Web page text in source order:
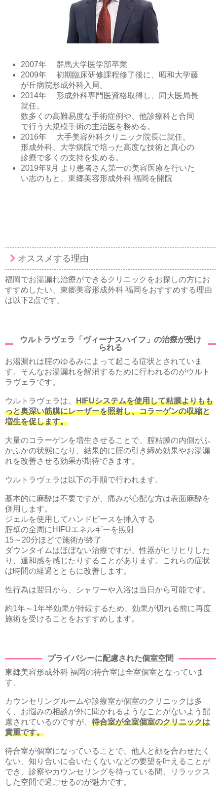
2007年 群馬大学医学部卒業
2009年 初期臨床研修課程修了後に、昭和大学藤
が丘病院形成外科入局。
2014年 形成外科専門医資格取得し、同大医局長
就任。
数多くの高難易度な手術症例や、他診療科と合同
で行う大規模手術の主治医を務める。
2016年 大手美容外科クリニック院長に就任。
形成外科、大学病院で培った高度な技術と真心の
診療で多くの支持を集める。
2019年9月 より患者さん第一の美容医療を行いた
い志のもと、東郷美容形成外科 福岡を開院
オススメする理由
福岡でお湯漏れ治療ができるクリニックをお探しの方にお
すすめしたい、東郷美容形成外科 福岡をおすすめする理由
は以下2点です。
ウルトラヴェラ「ヴィーナスハイフ」の治療が受け
られる
お湯漏れは腟のゆるみによって起こる症状とされていま
す。そんなお湯漏れを解消するために行われるのがウルト
ラヴェラです。
ウルトラヴェラは、 HIFUシステムを使用して粘膜よりもも
っと奥深い筋膜にレーザーを照射し、コラーゲンの収縮と
増生を促します。
大量のコラーゲンを増生させることで、腟粘膜の内側がふ
かふかの状態になり、結果的に腟の引き締め効果やお湯漏
れを改善させる効果が期待できます。
ウルトラヴェラは以下の手順で行われます。
基本的に麻酔は不要ですが、痛みが心配な方は表面麻酔を
併用します。
ジェルを使用してハンドピースを挿入する
腟壁の全周にHIFUエネルギーを照射
15～20分ほどで施術が終了
ダウンタイムはほぼない治療ですが、性器がヒリヒリした
り、違和感を感じたりすることがあります。これらの症状
は時間の経過とともに改善します。
性行為は翌日から、シャワーや入浴は当日から可能です。
約1年～1年半効果が持続するため、効果が切れる前に再度
施術を受けることをおすすめします。
プライバシーに配慮された個室空間
東郷美容形成外科 福岡の待合室は全室個室となっていま
す。
カウンセリングルームや診療室が個室のクリニックは多
く、お悩みの相談が外に聞かれるようなことがないよう配
慮されているのですが、 待合室が全室個室のクリニックは
貴重です。
待合室が個室になっていることで、他人と顔を合わせたく
ない、知り合いに会いたくないなどの要望を叶えることが
でき、診察やカウンセリングを待っている間、リラックス
した空間で過ごせるのが魅力です。